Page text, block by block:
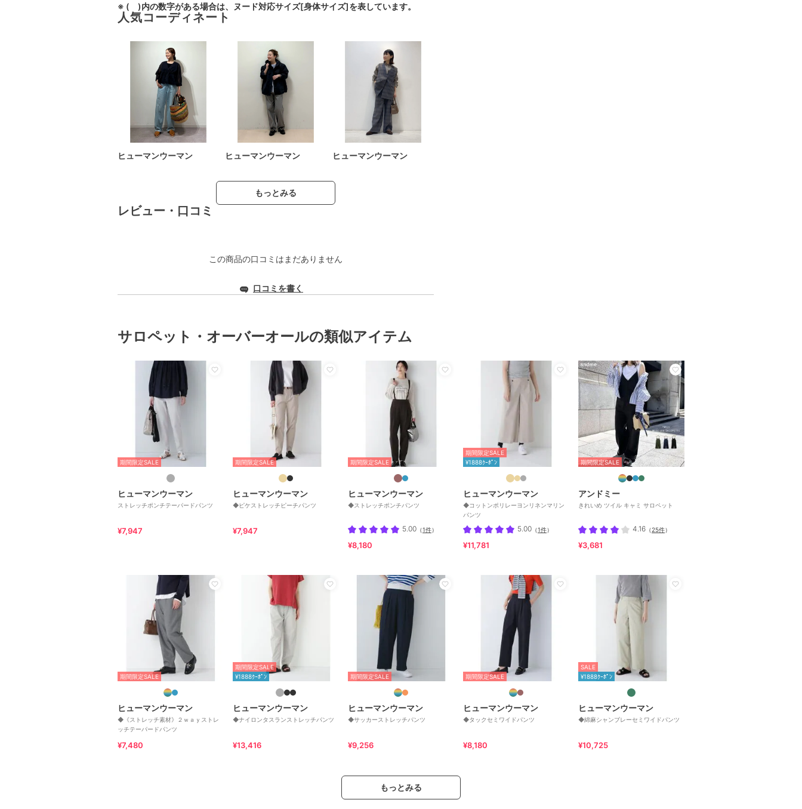
※ ( )内の数字がある場合は、ヌード対応サイズ[身体サイズ]を表しています。
人気コーディネート
ヒューマンウーマン ヒューマンウーマン ヒューマンウーマン
もっとみる
レビュー・口コミ
この商品の口コミはまだありません
口コミを書く
サロペット・オーバーオールの類似アイテム
期間限定SALE
ヒューマンウーマン
ストレッチポンチテーパードパンツ
¥7,947
期間限定SALE
ヒューマンウーマン
◆ピケストレッチピーチパンツ
¥7,947
期間限定SALE
ヒューマンウーマン
◆ストレッチポンチパンツ
5.00 （1件）
¥8,180
期間限定SALE
¥1888ｸｰﾎﾟﾝ
ヒューマンウーマン
◆コットンポリレーヨンリネンマリン
パンツ
5.00 （1件）
¥11,781
期間限定SALE
アンドミー
きれいめ ツイル キャミ サロペット
4.16 （25件）
¥3,681
期間限定SALE
ヒューマンウーマン
◆《ストレッチ素材》２ｗａｙストレ
ッチテーパードパンツ
¥7,480
期間限定SALE
¥1888ｸｰﾎﾟﾝ
ヒューマンウーマン
◆ナイロンタスランストレッチパンツ
¥13,416
期間限定SALE
ヒューマンウーマン
◆サッカーストレッチパンツ
¥9,256
期間限定SALE
ヒューマンウーマン
◆タックセミワイドパンツ
¥8,180
SALE
¥1888ｸｰﾎﾟﾝ
ヒューマンウーマン
◆綿麻シャンブレーセミワイドパンツ
¥10,725
もっとみる